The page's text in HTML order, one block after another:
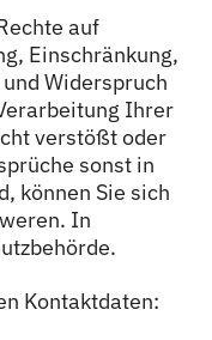
auf
Einschränkung,
Widerspruch
Ihrer
verstößt oder
sonst in
können Sie sich
In
Kontaktdaten: